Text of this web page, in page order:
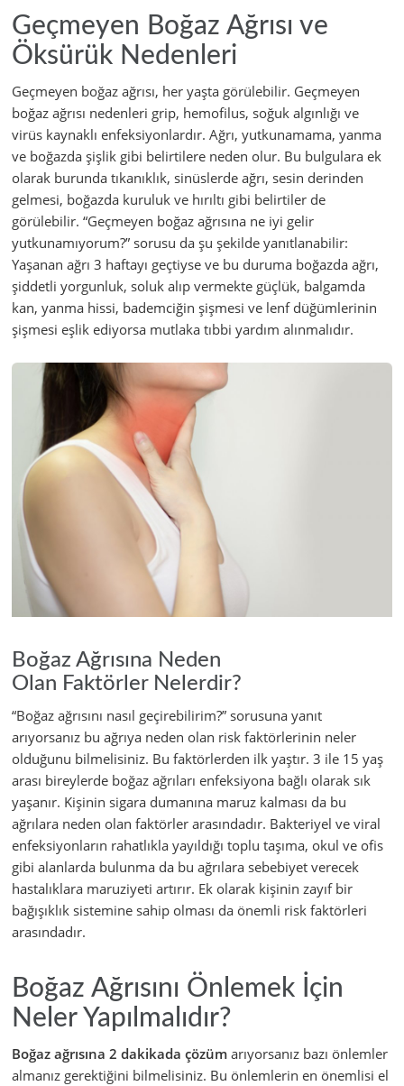
Geçmeyen Boğaz Ağrısı ve
Öksürük Nedenleri
Geçmeyen boğaz ağrısı, her yaşta görülebilir. Geçmeyen
boğaz ağrısı nedenleri grip, hemofilus, soğuk algınlığı ve
virüs kaynaklı enfeksiyonlardır. Ağrı, yutkunamama, yanma
ve boğazda şişlik gibi belirtilere neden olur. Bu bulgulara ek
olarak burunda tıkanıklık, sinüslerde ağrı, sesin derinden
gelmesi, boğazda kuruluk ve hırıltı gibi belirtiler de
görülebilir. “Geçmeyen boğaz ağrısına ne iyi gelir
yutkunamıyorum?” sorusu da şu şekilde yanıtlanabilir:
Yaşanan ağrı 3 haftayı geçtiyse ve bu duruma boğazda ağrı,
şiddetli yorgunluk, soluk alıp vermekte güçlük, balgamda
kan, yanma hissi, bademciğin şişmesi ve lenf düğümlerinin
şişmesi eşlik ediyorsa mutlaka tıbbi yardım alınmalıdır.
Boğaz Ağrısına Neden
Olan Faktörler Nelerdir?
“Boğaz ağrısını nasıl geçirebilirim?” sorusuna yanıt
arıyorsanız bu ağrıya neden olan risk faktörlerinin neler
olduğunu bilmelisiniz. Bu faktörlerden ilk yaştır. 3 ile 15 yaş
arası bireylerde boğaz ağrıları enfeksiyona bağlı olarak sık
yaşanır. Kişinin sigara dumanına maruz kalması da bu
ağrılara neden olan faktörler arasındadır. Bakteriyel ve viral
enfeksiyonların rahatlıkla yayıldığı toplu taşıma, okul ve ofis
gibi alanlarda bulunma da bu ağrılara sebebiyet verecek
hastalıklara maruziyeti artırır. Ek olarak kişinin zayıf bir
bağışıklık sistemine sahip olması da önemli risk faktörleri
arasındadır.
Boğaz Ağrısını Önlemek İçin
Neler Yapılmalıdır?
Boğaz ağrısına 2 dakikada çözüm arıyorsanız bazı önlemler
almanız gerektiğini bilmelisiniz. Bu önlemlerin en önemlisi el